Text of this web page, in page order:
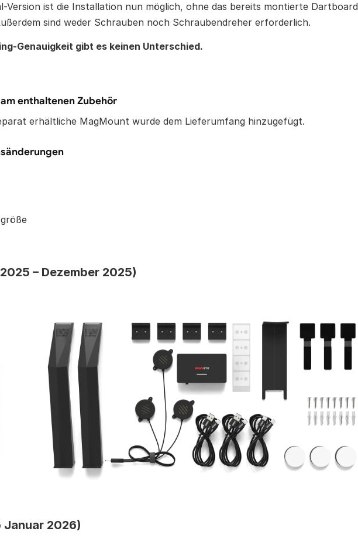
Version ist die Installation nun möglich, ohne das bereits montierte Dartboard
sind weder Schrauben noch Schraubendreher erforderlich.
Genauigkeit gibt es keinen Unterschied.
enthaltenen Zubehör
erhältliche MagMount wurde dem Lieferumfang hinzugefügt.
– Dezember 2025)
Januar 2026)